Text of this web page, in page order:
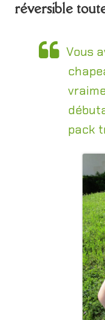
réversible
Vous
pack